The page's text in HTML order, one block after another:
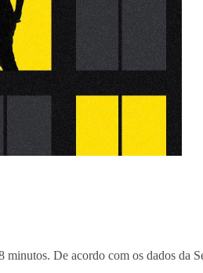
minutos. De acordo com os dados da